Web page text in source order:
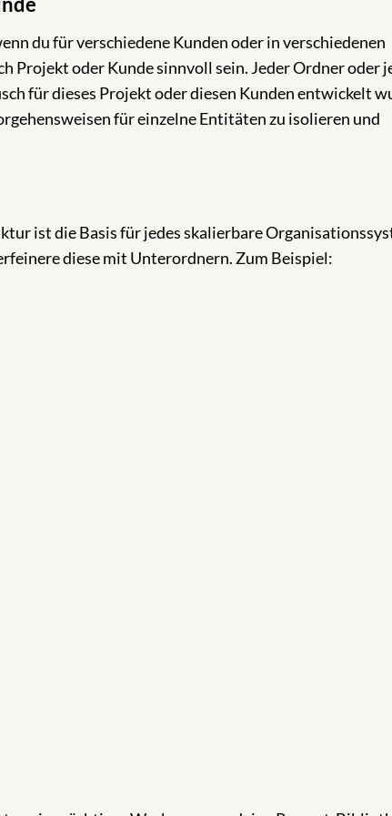
du für verschiedene Kunden oder in verschiedenen
Projekt oder Kunde sinnvoll sein. Jeder Ordner oder
für dieses Projekt oder diesen Kunden entwickelt
für einzelne Entitäten zu isolieren und
ist die Basis für jedes skalierbare
diese mit Unterordnern. Zum Beispiel: